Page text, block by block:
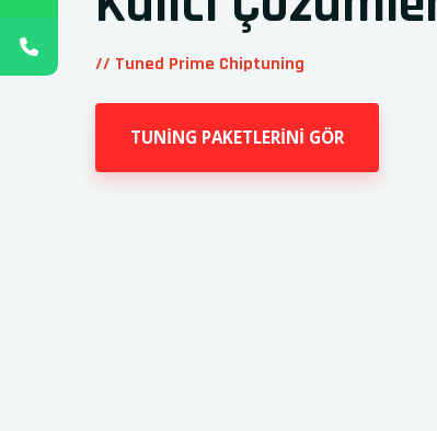
// Tuned Prime Chiptuning
TUNİNG PAKETLERİNİ GÖR